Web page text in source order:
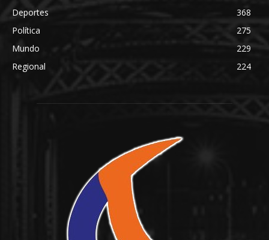
Deportes
368
Política
275
Mundo
229
Regional
224